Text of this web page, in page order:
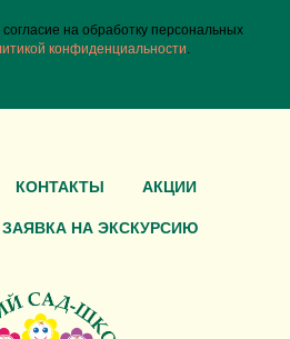
на обработку персональных
конфиденциальности
КОНТАКТЫ АКЦИИ
ЗАЯВКА НА ЭКСКУРСИЮ